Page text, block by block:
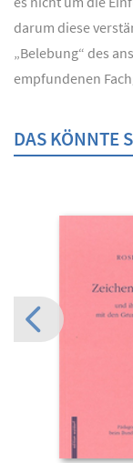
darum diese
„Belebung“ des
empfundenen
DAS KÖNNTE